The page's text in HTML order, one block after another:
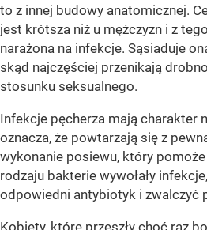
to z innej budowy anatomicznej.
jest krótsza niż u mężczyzn i z
narażona na infekcje. Sąsiaduje
skąd najczęściej przenikają
stosunku seksualnego.
Infekcje pęcherza mają charakter
oznacza, że powtarzają się z
wykonanie posiewu, który
rodzaju bakterie wywołały
odpowiedni antybiotyk i zwalczyć
Kobiety, które przeszły choć raz